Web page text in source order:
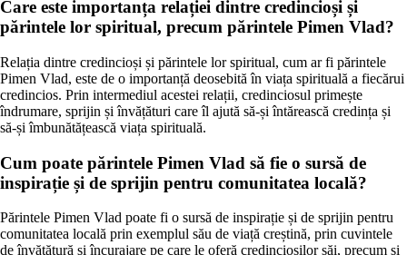
Care este importanța relației dintre credincioși și
părintele lor spiritual, precum părintele Pimen Vlad?
Relația dintre credincioși și părintele lor spiritual, cum ar fi părintele
Pimen Vlad, este de o importanță deosebită în viața spirituală a fiecărui
credincios. Prin intermediul acestei relații, credinciosul primește
îndrumare, sprijin și învățături care îl ajută să-și întărească credința și
să-și îmbunătățească viața spirituală.
Cum poate părintele Pimen Vlad să fie o sursă de
inspirație și de sprijin pentru comunitatea locală?
Părintele Pimen Vlad poate fi o sursă de inspirație și de sprijin pentru
comunitatea locală prin exemplul său de viață creștină, prin cuvintele
de învățătură și încurajare pe care le oferă credincioșilor săi, precum și